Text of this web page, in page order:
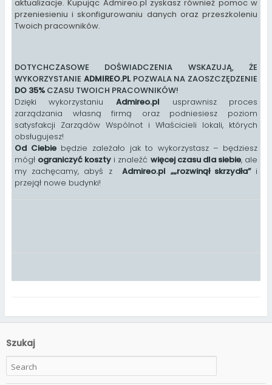
aktualizacje. Kupując Admireo.pl zyskasz również pomoc w
przeniesieniu i skonfigurowaniu danych oraz przeszkoleniu
Twoich pracowników.
DOTYCHCZASOWE DOŚWIADCZENIA WSKAZUJĄ, ŻE
WYKORZYSTANIE ADMIREO.PLPOZWALA NA ZAOSZCZĘDZENIE
DO 35%CZASU TWOICH PRACOWNIKÓW!
Dzięki wykorzystaniu Admireo.pl usprawnisz proces
zarządzania własną firmą oraz podniesiesz poziom
satysfakcji Zarządów Wspólnot i Właścicieli lokali, których
obsługujesz!
Od Ciebiebędzie zależało jak to wykorzystasz – będziesz
mógł ograniczyć koszty i znaleźć więcej czasu dla siebie, ale
my zachęcamy, abyś zAdmireo.pl „„rozwinął skrzydła”i
przejął nowe budynki!
Szukaj